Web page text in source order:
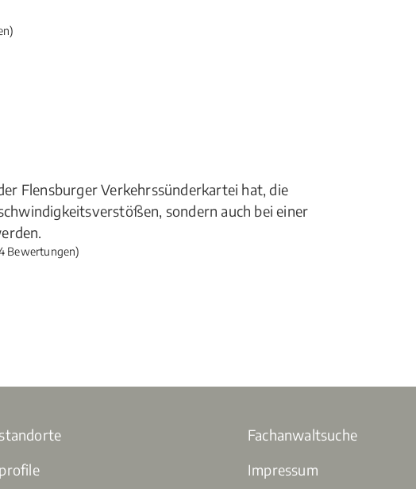
Flensburger Verkehrssünderkartei hat, die
sondern auch bei einer
Bewertungen)
Fachanwaltsuche
Impressum